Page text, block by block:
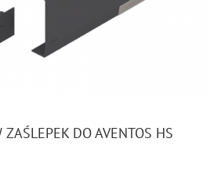
DO AVENTOS HS